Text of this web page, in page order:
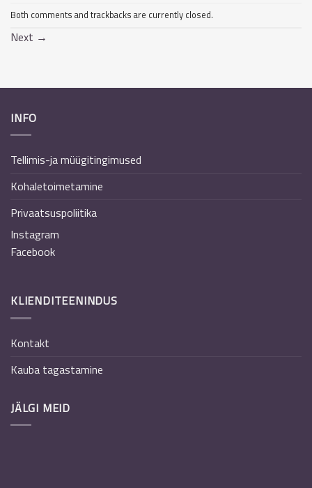
Both comments and trackbacks are currently closed.
Next →
INFO
Tellimis-ja müügitingimused
Kohaletoimetamine
Privaatsuspoliitika
Instagram
Facebook
KLIENDITEENINDUS
Kontakt
Kauba tagastamine
JÄLGI MEID